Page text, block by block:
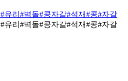
#유리 #벽돌#콩자갈#석재#콩#자갈
#유리 #벽돌#콩자갈#석재#콩#자갈